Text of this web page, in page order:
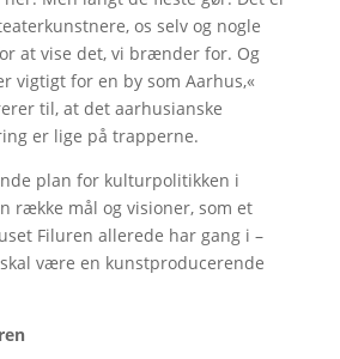
os selv og nogle
at vise det, vi brænder for. Og
vigtigt for en by som Aarhus,«
til, at det aarhusianske
er lige på trapperne.
plan for kulturpolitikken i
række mål og visioner, som et
Filuren allerede har gang i –
være en kunstproducerende